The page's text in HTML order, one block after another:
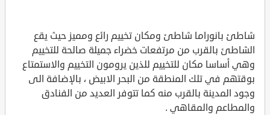
شاطئ بانوراما شاطئ ومكان تخييم رائع ومميز حيث يقع
الشاطئ بالقرب من مرتفعات خضراء جميلة صالحة للتخييم
وهي أساسا مكان للتخييم للذين يرومون التخييم والاستمتاع
بوقتهم في تلك المنطقة من البحر الابيض ، بالإضافة الى
وجود المدينة بالقرب منه كما تتوفر العديد من الفنادق
والمطاعم والمقاهي .